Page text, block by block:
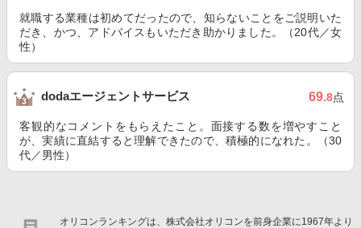
就職する業種は初めてだったので、知らないことをご説明いた
だき、かつ、アドバイスもいただき助かりました。（20代／女
性）
dodaエージェントサービス 69.8点
客観的なコメントをもらえたこと。面接する数を増やすこと
が、実績に直結すると理解できたので、積極的になれた。（30
代／男性）
オリコンランキングは、株式会社オリコンを前身企業に1967年より